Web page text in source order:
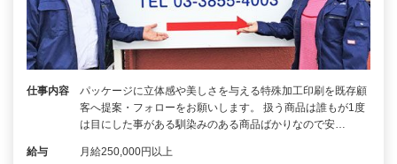
仕事内容
パッケージに立体感や美しさを与える特殊加工印刷を既存顧
客へ提案・フォローをお願いします。 扱う商品は誰もが1度
は目にした事がある馴染みのある商品ばかりなので安…
給与 月給250,000円以上